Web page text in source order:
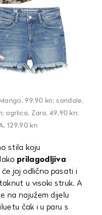
99,90 kn; sandale,
ogrlica, Zara, 49,90 kn;
129,90 kn
stila koju
prilagodljiva
joj odlično pasati i
u visoki struk. A
na najužem dijelu
čak i u paru s